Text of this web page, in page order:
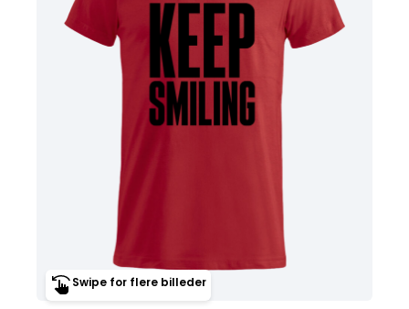
Swipe for flere billeder